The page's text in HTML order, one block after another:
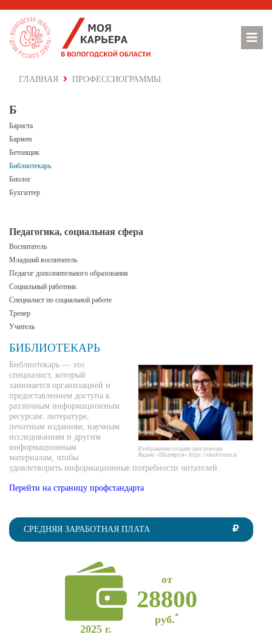
ГЛАВНАЯ ПРОФЕССИОГРАММЫ
Б
Бариста
Бармен
Бетонщик
Библиотекарь
Биолог
Бухгалтер
Педагогика, социальная сфера
Воспитатель
Младший воспитатель
Педагог дополнительного образования
Социальный работник
Специалист по социальной работе
Тренер
Учитель
БИБЛИОТЕКАРЬ
Изображение создано при помощи
Яндекс «Шедеврум» https://shedevrum.ai
Библиотекарь — это
специалист, который
занимается организацией и
предоставлением доступа к
различным информационным
ресурсам: литературе,
печатным изданиям, научным
исследованиям и другим
информационным
материалам, чтобы
удовлетворить информационные потребности читателей.
Перейти на страницу профстандарта
СРЕДНЯЯ ЗАРАБОТНАЯ ПЛАТА
2025 г.
от
28800
руб.*